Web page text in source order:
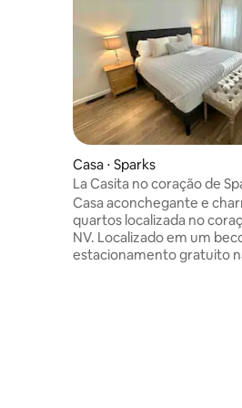
Casa ⋅ Sparks
La Casita no coração de
Casa aconchegante e
quartos localizada no
NV. Localizado em um
estacionamento gratuito